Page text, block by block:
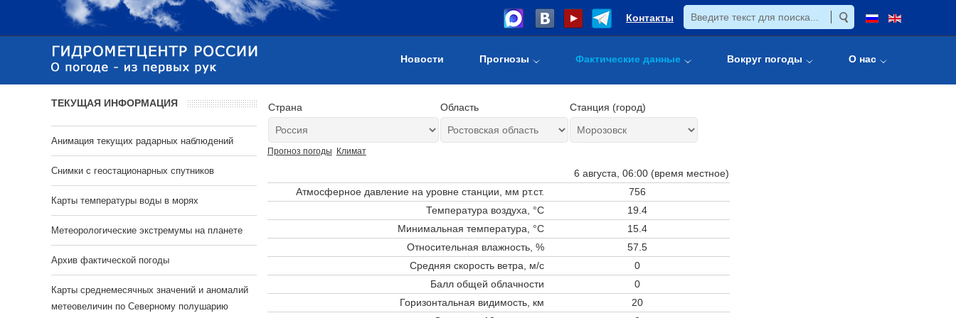
Контакты
Новости Прогнозы Фактические данные Вокруг погоды О нас
Страна Область Станция (город)
Прогноз погоды Климат
6 августа, 06:00 (время местное)
Атмосферное давление на уровне станции, мм рт.ст.
756
Температура воздуха, °C
19.4
Минимальная температура, °C
15.4
Относительная влажность, %
57.5
Средняя скорость ветра, м/с
0
Балл общей облачности
0
Горизонтальная видимость, км
20
ТЕКУЩАЯ ИНФОРМАЦИЯ
Анимация текущих радарных наблюдений
Cнимки с геостационарных спутников
Карты температуры воды в морях
Метеорологические экстремумы на планете
Архив фактической погоды
Карты среднемесячных значений и аномалий
метеовеличин по Северному полушарию